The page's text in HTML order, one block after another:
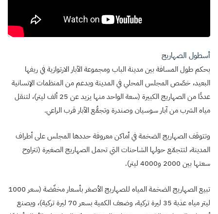
أسطول الصهاريج
بحكم طول المسافة بين مدينة الباب ومجموعة الآبار الارتوازية في ريفها
البعيد، خصّص المجلس المحلي في المدينة وبدعم من المنظمات الإنسانية
عددًا من الصهاريج الكبيرة (سعة الواحد منها يزيد عن 25 ألف ليتر)، لتنقل
مياه الشرب من آبار سوسيان وصندرة وتجمُّع الآبار قرب الراعي.
وتتوقف الصهاريج الضخمة في أماكن معروفة حددها المجلس على أطراف
المدينة، لتتجمّع حولها الشاحنات التي تحمل الصهاريج الصغيرة (تتراوح
سعتها بين 2000 و4000 ليتر).
تبيع الصهاريج الضخمة المياه للصهاريج الأصغر بأسعار مخفّضة (سعر 1000
ليتر مياه عذبة 35 ليرة تركية، وضعف الكمية بسعر 70 ليرة تركية)، ويصنع